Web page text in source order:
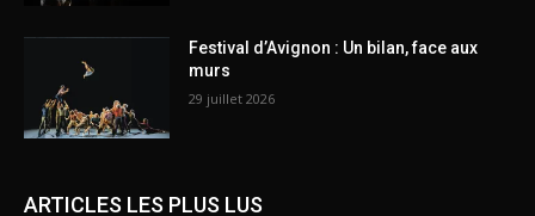
Festival d’Avignon : Un bilan, face aux
murs
29 juillet 2026
ARTICLES LES PLUS LUS